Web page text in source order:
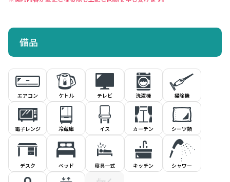
備品
エアコン ケトル テレビ 洗濯機 掃除機
電子レンジ 冷蔵庫 イス カーテン シーツ類
デスク ベッド 寝具一式 キッチン シャワー